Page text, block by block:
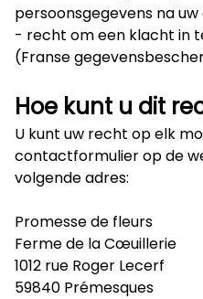
persoonsgegevens na uw
- recht om een klacht in
(Franse
Hoe kunt u dit
U kunt uw recht op elk
contactformulier op de
volgende adres:
Promesse de fleurs
Ferme de la Cœuillerie
1012 rue Roger Lecerf
59840 Prémesques